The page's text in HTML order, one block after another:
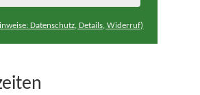
Datenschutz, Details, Widerruf)